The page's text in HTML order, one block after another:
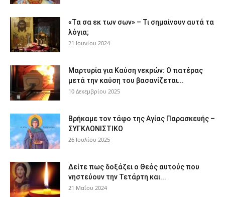
«Τα σα εκ των σων» – Τι σημαίνουν αυτά τα
λόγια;
21 Ιουνίου 2024
Μαρτυρία για Καύση νεκρών: Ο πατέρας
μετά την καύση του βασανίζεται...
10 Δεκεμβρίου 2025
Βρήκαμε τον τάφο της Αγίας Παρασκευής –
ΣΥΓΚΛΟΝΙΣΤΙΚΟ
26 Ιουλίου 2025
Δείτε πως δοξάζει ο Θεός αυτούς που
νηστεύουν την Τετάρτη και...
21 Μαΐου 2024